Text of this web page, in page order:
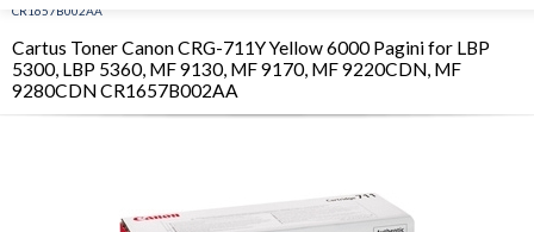
CR1657B002AA
Cartus Toner Canon CRG-711Y Yellow 6000 Pagini for LBP
5300, LBP 5360, MF 9130, MF 9170, MF 9220CDN, MF
9280CDN CR1657B002AA